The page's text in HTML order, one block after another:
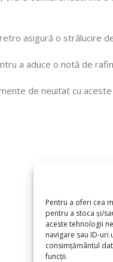
Pentru a oferi cea
pentru a stoca și/
aceste tehnologii
navigare sau ID-uri
consimțământul
funcții.
asigură o strălucire
a aduce o notă de
de neuitat cu